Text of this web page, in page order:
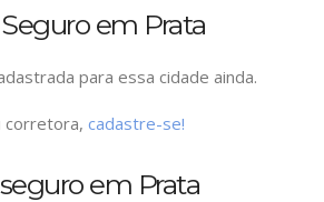
em Prata
para essa cidade ainda.
corretora, cadastre-se!
em Prata